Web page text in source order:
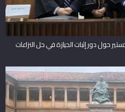
حول دور إثبات الحيازة في حل النزاعات